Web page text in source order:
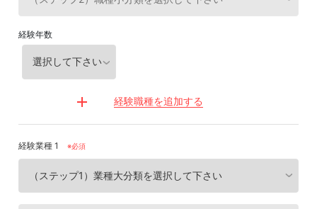
経験年数
経験職種を追加する
経験業種 1 ※必須